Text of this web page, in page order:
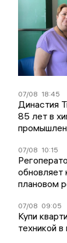
07/08 18:45
Династия
85 лет в
07/08 10:15
обновляет
плановом
07/08 09:05
Купи
техникой